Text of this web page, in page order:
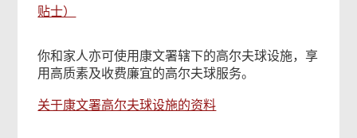
贴士）
你和家人亦可使用康文署辖下的高尔夫球设施，享
用高质素及收费廉宜的高尔夫球服务。
关于康文署高尔夫球设施的资料